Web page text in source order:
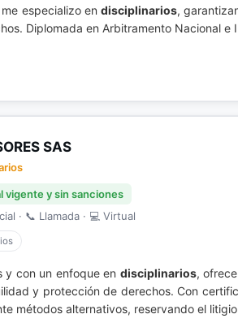
me especializo endisciplinarios,
Diplomada en Arbitramento Nacional
SAS
vigente y sin sanciones
· 📞 Llamada · 💻 Virtual
y con un enfoque en disciplinarios,
y protección de derechos. Con
métodos alternativos, reservando el